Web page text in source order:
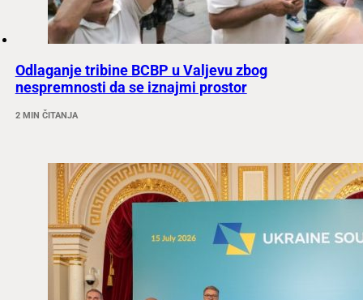
Odlaganje tribine BCBP u Valjevu zbog
nespremnosti da se iznajmi prostor
2 MIN ČITANJA